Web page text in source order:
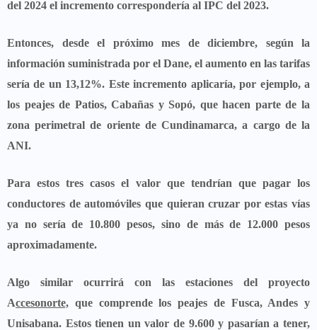
del 2024 el incremento correspondería al IPC del 2023.
Entonces, desde el próximo mes de diciembre, según la
información suministrada por el Dane, el aumento en las tarifas
sería de un 13,12%. Este incremento aplicaría, por ejemplo, a
los peajes de Patios, Cabañas y Sopó, que hacen parte de la
zona perimetral de oriente de Cundinamarca, a cargo de la
ANI.
Para estos tres casos el valor que tendrían que pagar los
conductores de automóviles que quieran cruzar por estas vías
ya no sería de 10.800 pesos, sino de más de 12.000 pesos
aproximadamente.
Algo similar ocurrirá con las estaciones del proyecto
Accesonorte, que comprende los peajes de Fusca, Andes y
Unisabana. Estos tienen un valor de 9.600 y pasarían a tener,